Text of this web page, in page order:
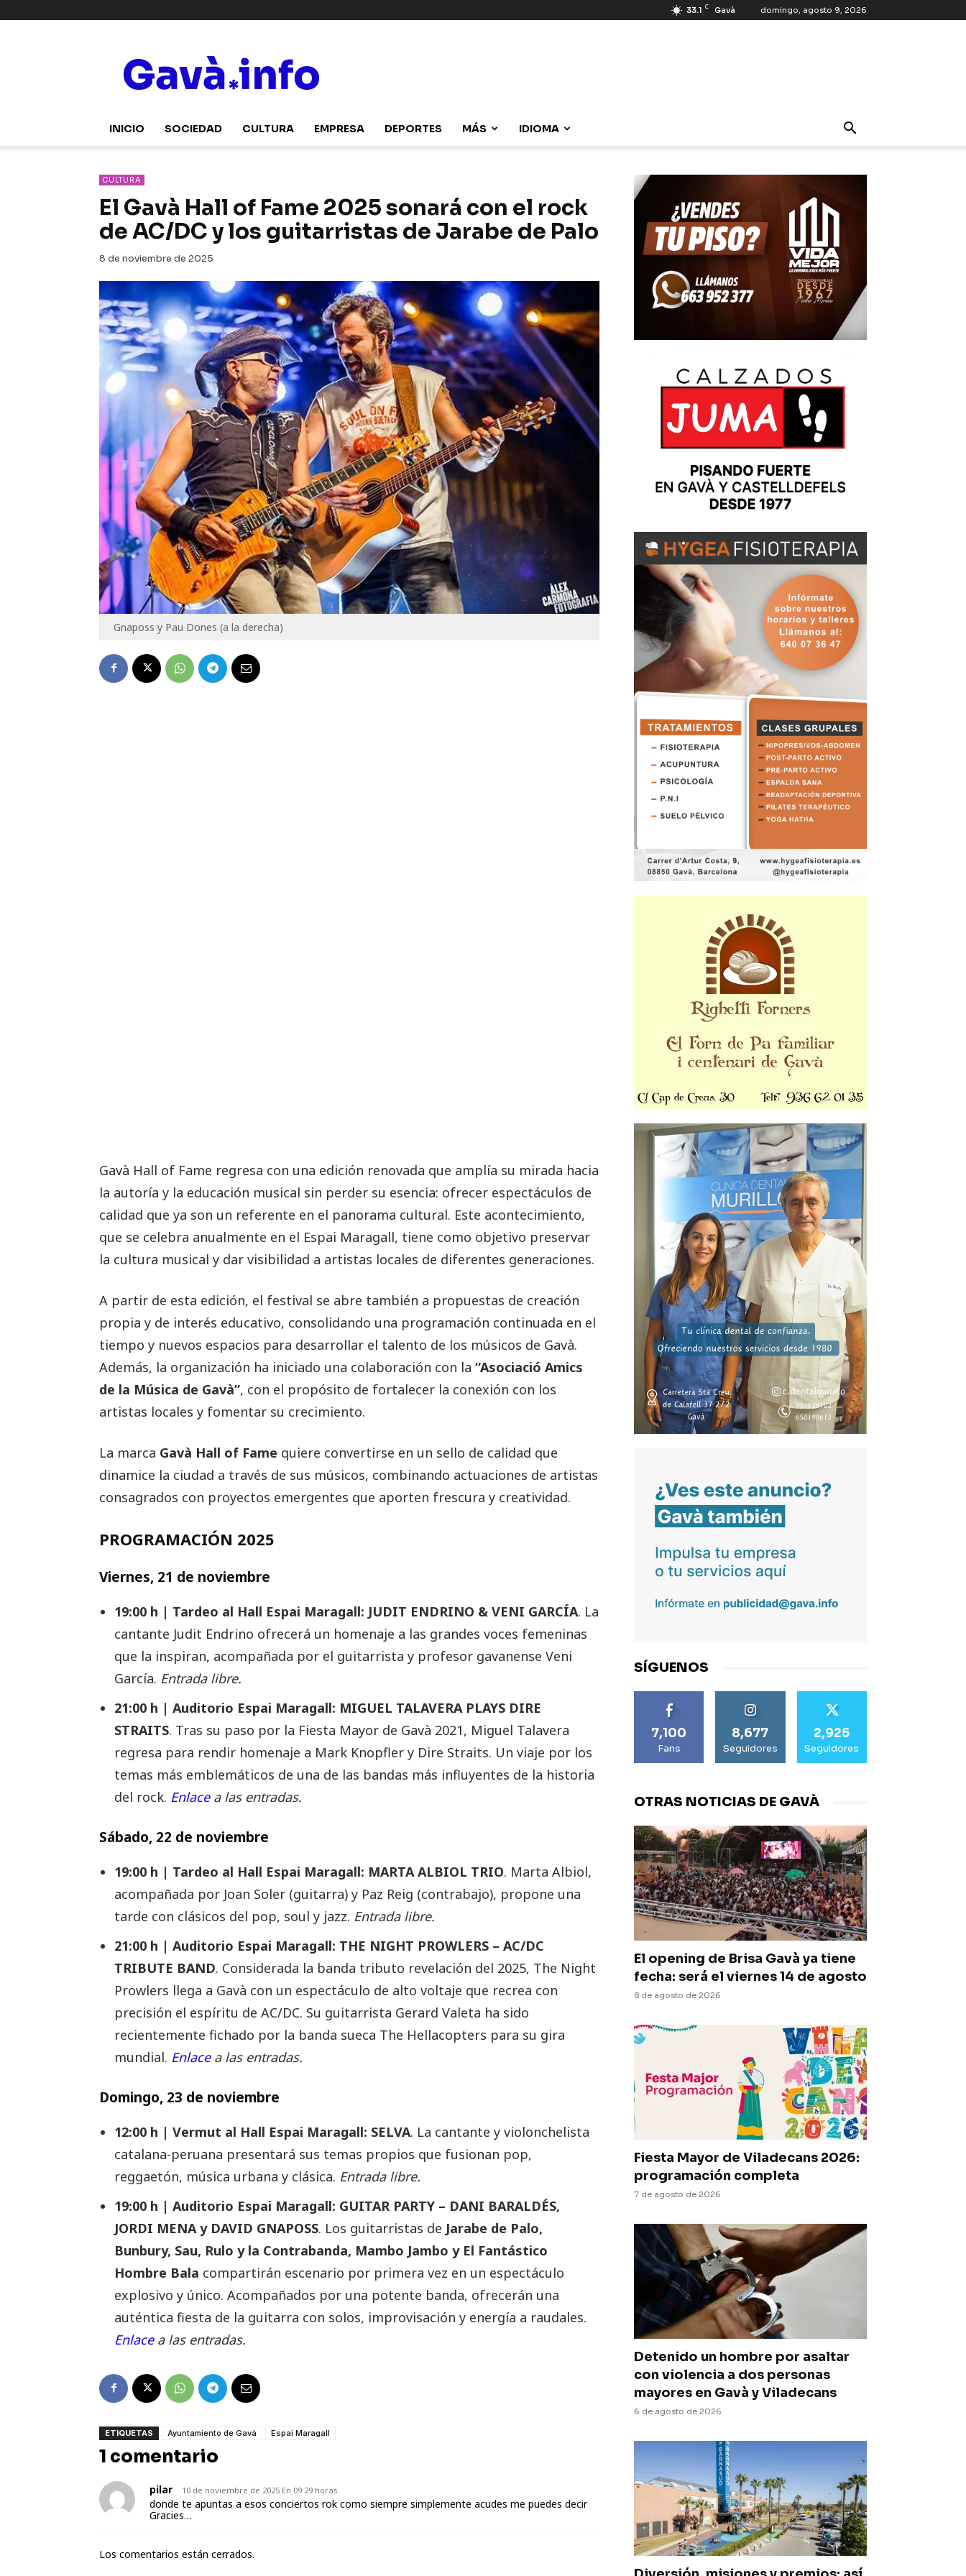
33.1 C Gavà domingo, agosto 9, 2026
INICIO SOCIEDAD CULTURA EMPRESA DEPORTES MÁS IDIOMA
CULTURA
El Gavà Hall of Fame 2025 sonará con el rock
de AC/DC y los guitarristas de Jarabe de Palo
8 de noviembre de 2025
Gnaposs y Pau Dones (a la derecha)
Gavà Hall of Fame regresa con una edición renovada que amplía su mirada hacia
la autoría y la educación musical sin perder su esencia: ofrecer espectáculos de
calidad que ya son un referente en el panorama cultural. Este acontecimiento,
que se celebra anualmente en el Espai Maragall, tiene como objetivo preservar
la cultura musical y dar visibilidad a artistas locales de diferentes generaciones.
A partir de esta edición, el festival se abre también a propuestas de creación
propia y de interés educativo, consolidando una programación continuada en el
tiempo y nuevos espacios para desarrollar el talento de los músicos de Gavà.
Además, la organización ha iniciado una colaboración con la “Asociació Amics
de la Música de Gavà”, con el propósito de fortalecer la conexión con los
artistas locales y fomentar su crecimiento.
La marca Gavà Hall of Fame quiere convertirse en un sello de calidad que
dinamice la ciudad a través de sus músicos, combinando actuaciones de artistas
consagrados con proyectos emergentes que aporten frescura y creatividad.
PROGRAMACIÓN 2025
Viernes, 21 de noviembre
19:00 h | Tardeo al Hall Espai Maragall: JUDIT ENDRINO & VENI GARCÍA. La
cantante Judit Endrino ofrecerá un homenaje a las grandes voces femeninas
que la inspiran, acompañada por el guitarrista y profesor gavanense Veni
García. Entrada libre.
21:00 h | Auditorio Espai Maragall: MIGUEL TALAVERA PLAYS DIRE
STRAITS. Tras su paso por la Fiesta Mayor de Gavà 2021, Miguel Talavera
regresa para rendir homenaje a Mark Knopfler y Dire Straits. Un viaje por los
temas más emblemáticos de una de las bandas más influyentes de la historia
del rock. Enlacea las entradas.
Sábado, 22 de noviembre
19:00 h | Tardeo al Hall Espai Maragall: MARTA ALBIOL TRIO. Marta Albiol,
acompañada por Joan Soler (guitarra) y Paz Reig (contrabajo), propone una
tarde con clásicos del pop, soul y jazz. Entrada libre.
21:00 h | Auditorio Espai Maragall: THE NIGHT PROWLERS – AC/DC
TRIBUTE BAND. Considerada la banda tributo revelación del 2025, The Night
Prowlers llega a Gavà con un espectáculo de alto voltaje que recrea con
precisión el espíritu de AC/DC. Su guitarrista Gerard Valeta ha sido
recientemente fichado por la banda sueca The Hellacopters para su gira
mundial. Enlacea las entradas.
Domingo, 23 de noviembre
12:00 h | Vermut al Hall Espai Maragall: SELVA. La cantante y violonchelista
catalana-peruana presentará sus temas propios que fusionan pop,
reggaetón, música urbana y clásica. Entrada libre.
19:00 h | Auditorio Espai Maragall: GUITAR PARTY – DANI BARALDÉS,
JORDI MENA y DAVID GNAPOSS. Los guitarristas de Jarabe de Palo,
Bunbury, Sau, Rulo y la Contrabanda, Mambo Jambo y El Fantástico
Hombre Bala compartirán escenario por primera vez en un espectáculo
explosivo y único. Acompañados por una potente banda, ofrecerán una
auténtica fiesta de la guitarra con solos, improvisación y energía a raudales.
Enlacea las entradas.
ETIQUETAS Ayuntamiento de Gavà Espai Maragall
1 comentario
pilar 10 de noviembre de 2025 En 09:29 horas
donde te apuntas a esos conciertos rok como siempre simplemente acudes me puedes decir
Gracies…
Los comentarios están cerrados.
SÍGUENOS
7,100
Fans
8,677
Seguidores
2,925
Seguidores
OTRAS NOTICIAS DE GAVÀ
El opening de Brisa Gavà ya tiene
fecha: será el viernes 14 de agosto
8 de agosto de 2026
Fiesta Mayor de Viladecans 2026:
programación completa
7 de agosto de 2026
Detenido un hombre por asaltar
con violencia a dos personas
mayores en Gavà y Viladecans
6 de agosto de 2026